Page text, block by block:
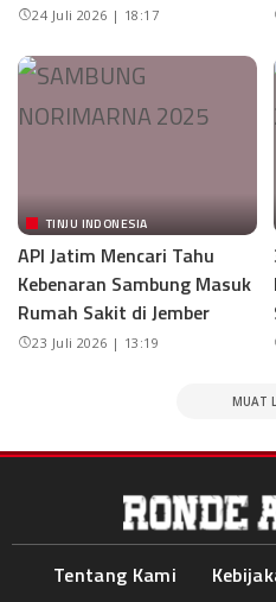
24 Juli 2026 | 18:17
TINJU INDONESIA
API Jatim Mencari Tahu
Kebenaran Sambung Masuk
Rumah Sakit di Jember
23 Juli 2026 | 13:19
MUAT
Tentang Kami